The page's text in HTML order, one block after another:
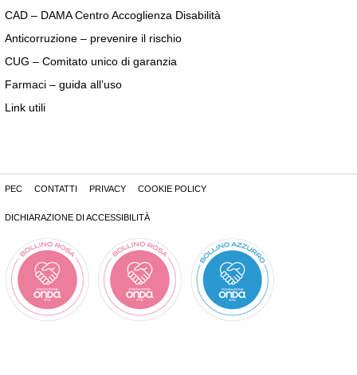
CAD – DAMA Centro Accoglienza Disabilità
Anticorruzione – prevenire il rischio
CUG – Comitato unico di garanzia
Farmaci – guida all’uso
Link utili
PEC CONTATTI PRIVACY COOKIE POLICY
DICHIARAZIONE DI ACCESSIBILITÀ